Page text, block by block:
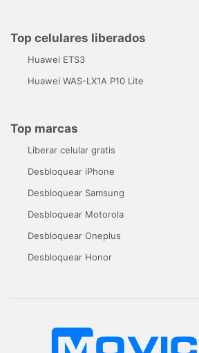
Top celulares liberados
Huawei ETS3
Huawei WAS-LX1A P10 Lite
Top marcas
Liberar celular gratis
Desbloquear iPhone
Desbloquear Samsung
Desbloquear Motorola
Desbloquear Oneplus
Desbloquear Honor